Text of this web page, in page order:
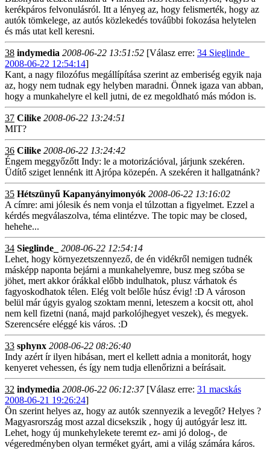
kerékpáros felvonulásról. Itt a lényeg az, hogy felismerték, hogy az
autók tömkelege, az autós közlekedés továűbbi fokozása helytelen
és más utat kell keresni.
38 indymedia 2008-06-22 13:51:52 [Válasz erre: 34 Sieglinde_
2008-06-22 12:54:14]
Kant, a nagy filozófus megállípítása szerint az emberiség egyik naja
az, hogy nem tudnak egy helyben maradni. Önnek igaza van abban,
hogy a munkahelyre el kell jutni, de ez megoldható más módon is.
37 Cilike 2008-06-22 13:24:51
MIT?
36 Cilike 2008-06-22 13:24:42
Éngem meggyőzőtt Indy: le a motorizációval, járjunk szekéren.
Üdítő sziget lennénk itt Ajrópa közepén. A szekéren it hallgatnánk?
35 Hétszünyű Kapanyányimonyók 2008-06-22 13:16:02
A címre: ami jólesik és nem vonja el túlzottan a figyelmet. Ezzel a
kérdés megválaszolva, téma elintézve. The topic may be closed,
hehehe...
34 Sieglinde_
2008-06-22 12:54:14
Lehet, hogy környezetszennyező, de én vidékről nemigen tudnék
másképp naponta bejárni a munkahelyemre, busz meg szóba se
jöhet, mert akkor órákkal előbb indulhatok, plusz várhatok és
fagyoskodhatok télen. Elég volt belőle húsz évig! :D A városon
belül már úgyis gyalog szoktam menni, leteszem a kocsit ott, ahol
nem kell fizetni (naná, majd parkolójhegyet veszek), és megyek.
Szerencsére eléggé kis város. :D
33 sphynx 2008-06-22 08:26:40
Indy azért ír ilyen hibásan, mert el kellett adnia a monitorát, hogy
kenyeret vehessen, és így nem tudja ellenőrizni a beírásait.
32 indymedia 2008-06-22 06:12:37[Válasz erre: 31 macskás
2008-06-21 19:26:24]
Ön szerint helyes az, hogy az autók szennyezik a levegőt? Helyes ?
Magyasrország most azzal dicsekszik , hogy új autógyár lesz itt.
Lehet, hogy új munkehylekete teremt ez- ami jó dolog-, de
végeredményben olyan terméket gyárt, ami a világ számára káros.